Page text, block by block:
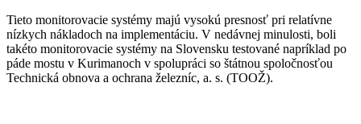
Tieto monitorovacie systémy majú vysokú presnosť pri relatívne
nízkych nákladoch na implementáciu. V nedávnej minulosti, boli
takéto monitorovacie systémy na Slovensku testované napríklad po
páde mostu v Kurimanoch v spolupráci so štátnou spoločnosťou
Technická obnova a ochrana železníc, a. s. (TOOŽ).